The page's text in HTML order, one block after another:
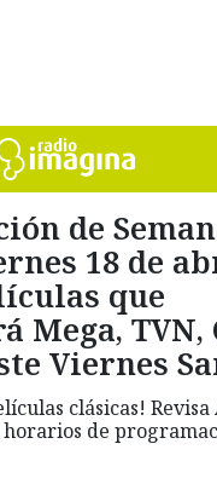
de
18 de
que
TVN,
Viernes
clásicas!
horarios de